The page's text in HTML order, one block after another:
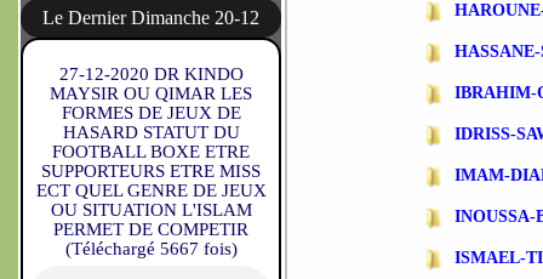
Le Dernier Dimanche 20-12
27-12-2020 DR KINDO
MAYSIR OU QIMAR LES
FORMES DE JEUX DE
HASARD STATUT DU
FOOTBALL BOXE ETRE
SUPPORTEURS ETRE MISS
ECT QUEL GENRE DE JEUX
OU SITUATION L'ISLAM
PERMET DE COMPETIR
(Téléchargé 5667 fois)
IBRAHIM-
IDRISS-
IMAM-
INOUSSA-
ISMAEL-